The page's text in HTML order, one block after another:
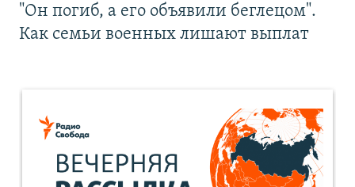
"Он погиб, а его объявили беглецом".
Как семьи военных лишают выплат